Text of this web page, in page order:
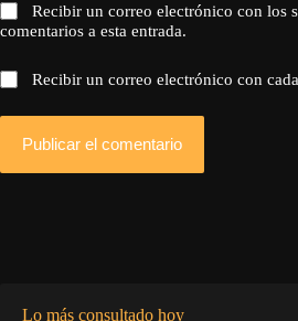
Recibir un correo electrónico con los
comentarios a esta entrada.
Recibir un correo electrónico con
Publicar el comentario
Lo más consultado hoy